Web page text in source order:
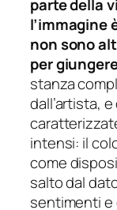
parte della
l’immagine
non sono
per
stanza
dall’artista,
intensi: il
come
salto dal
sentimenti e